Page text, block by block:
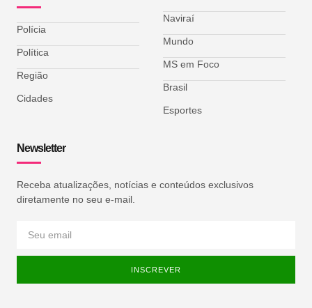
Polícia
Política
Região
Cidades
Naviraí
Mundo
MS em Foco
Brasil
Esportes
Newsletter
Receba atualizações, notícias e conteúdos exclusivos
diretamente no seu e-mail.
INSCREVER